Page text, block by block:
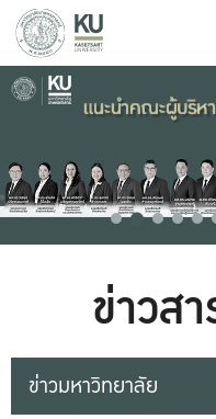
ข่าวส
ข่าวมหาวิทยาลัย